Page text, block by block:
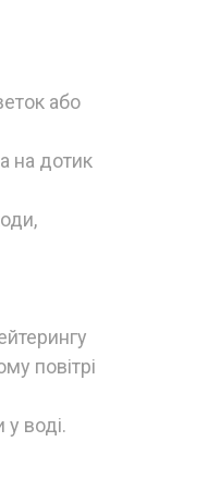
або
на дотик
повітрі
воді.